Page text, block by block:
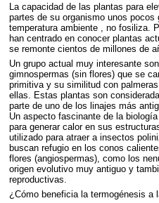
La capacidad de las plantas para
partes de su organismo unos pocos
temperatura ambiente , no fosiliza.
han centrado en conocer plantas
se remonte cientos de millones de
Un grupo actual muy interesante
gimnospermas (sin flores) que se
primitiva y su similitud con
ellas. Estas plantas son
parte de uno de los linajes más
Un aspecto fascinante de la
para generar calor en sus
utilizado para atraer a insectos
buscan refugio en los conos
flores (angiospermas), como los
origen evolutivo muy antiguo y
reproductivas.
¿Cómo beneficia la termogénesis a